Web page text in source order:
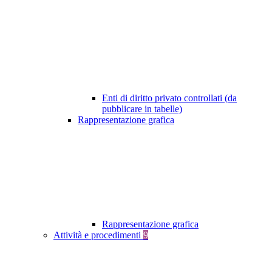
Enti di diritto privato controllati (da
pubblicare in tabelle)
Rappresentazione grafica
Rappresentazione grafica
Attività e procedimenti 9